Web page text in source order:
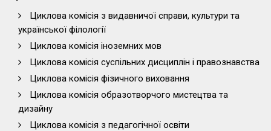
Циклова комісія з видавничої справи, культури та
української філології
Циклова комісія іноземних мов
Циклова комісія суспільних дисциплін і правознавства
Циклова комісія фізичного виховання
Циклова комісія образотворчого мистецтва та
дизайну
Циклова комісія з педагогічної освіти